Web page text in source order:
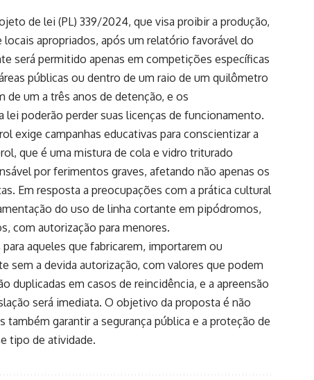
de lei (PL) 339/2024, que visa proibir a produção,
apropriados, após um relatório favorável do
será permitido apenas em competições específicas
públicas ou dentro de um raio de um quilômetro
de um a três anos de detenção, e os
poderão perder suas licenças de funcionamento.
exige campanhas educativas para conscientizar a
que é uma mistura de cola e vidro triturado
por ferimentos graves, afetando não apenas os
Em resposta a preocupações com a prática cultural
do uso de linha cortante em pipódromos,
com autorização para menores.
aqueles que fabricarem, importarem ou
sem a devida autorização, com valores que podem
duplicadas em casos de reincidência, e a apreensão
será imediata. O objetivo da proposta é não
também garantir a segurança pública e a proteção de
tipo de atividade.